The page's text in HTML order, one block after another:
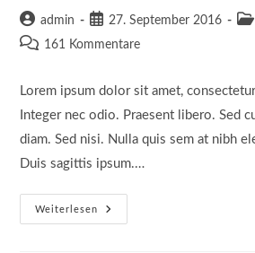
Beitrags-
Autor:
admin
Beitrag
veröffentlicht:
27. September 2016
Beitrags-161 Kommentare
Lorem ipsum dolor sit amet,
Integer nec odio. Praesent libero. Sed
diam. Sed nisi. Nulla quis sem at nibh
Duis sagittis ipsum.…
Weiterlesen
Tortor
Neque